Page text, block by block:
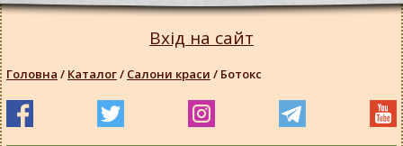
Вхід на сайт
Головна / Каталог/ Салони краси / Ботокс